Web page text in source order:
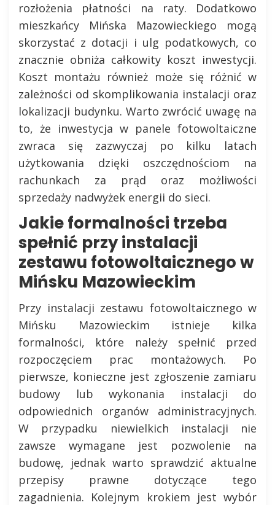
rozłożenia płatności na raty. Dodatkowo
mieszkańcy Mińska Mazowieckiego mogą
skorzystać z dotacji i ulg podatkowych, co
znacznie obniża całkowity koszt inwestycji.
Koszt montażu również może się różnić w
zależności od skomplikowania instalacji oraz
lokalizacji budynku. Warto zwrócić uwagę na
to, że inwestycja w panele fotowoltaiczne
zwraca się zazwyczaj po kilku latach
użytkowania dzięki oszczędnościom na
rachunkach za prąd oraz możliwości
sprzedaży nadwyżek energii do sieci.
Jakie formalności trzeba
spełnić przy instalacji
zestawu fotowoltaicznego w
Mińsku Mazowieckim
Przy instalacji zestawu fotowoltaicznego w
Mińsku Mazowieckim istnieje kilka
formalności, które należy spełnić przed
rozpoczęciem prac montażowych. Po
pierwsze, konieczne jest zgłoszenie zamiaru
budowy lub wykonania instalacji do
odpowiednich organów administracyjnych.
W przypadku niewielkich instalacji nie
zawsze wymagane jest pozwolenie na
budowę, jednak warto sprawdzić aktualne
przepisy prawne dotyczące tego
zagadnienia. Kolejnym krokiem jest wybór